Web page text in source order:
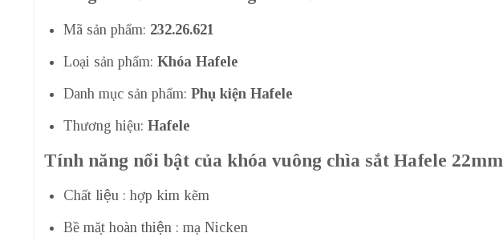
Mã sản phẩm: 232.26.621
Loại sản phẩm: Khóa Hafele
Danh mục sản phẩm: Phụ kiện Hafele
Thương hiệu: Hafele
Tính năng nổi bật của khóa vuông chìa sắt Hafele 22mm
Chất liệu : hợp kim kẽm
Bề mặt hoàn thiện : mạ Nicken